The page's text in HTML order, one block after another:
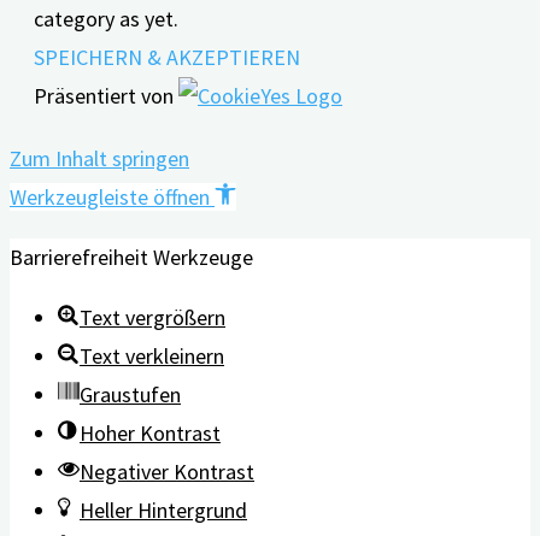
category as yet.
SPEICHERN & AKZEPTIEREN
Präsentiert von
Zum Inhalt springen
Werkzeugleiste öffnen
Barrierefreiheit Werkzeuge
Text vergrößern
Text verkleinern
Graustufen
Hoher Kontrast
Negativer Kontrast
Heller Hintergrund